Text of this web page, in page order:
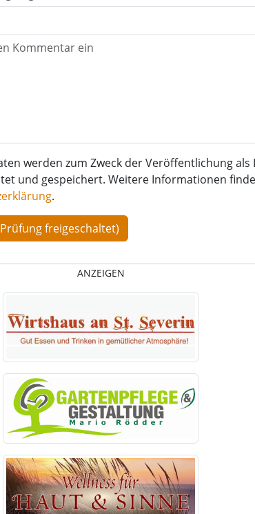
werden zum Zweck der Veröffentlichung als
und gespeichert. Weitere Informationen
.
ANZEIGEN